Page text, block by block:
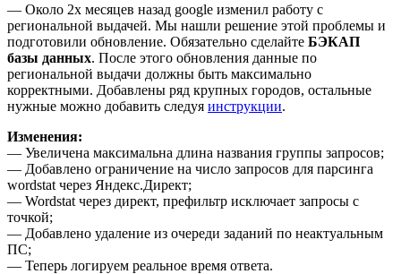
— Около 2х месяцев назад google изменил работу с
региональной выдачей. Мы нашли решение этой проблемы и
подготовили обновление. Обязательно сделайте БЭКАП
базы данных. После этого обновления данные по
региональной выдачи должны быть максимально
корректными. Добавлены ряд крупных городов, остальные
нужные можно добавить следуя инструкции.
Изменения:
— Увеличена максимальна длина названия группы запросов;
— Добавлено ограничение на число запросов для парсинга
wordstat через Яндекс.Директ;
— Wordstat через директ, префильтр исключает запросы с
точкой;
— Добавлено удаление из очереди заданий по неактуальным
ПС;
— Теперь логируем реальное время ответа.